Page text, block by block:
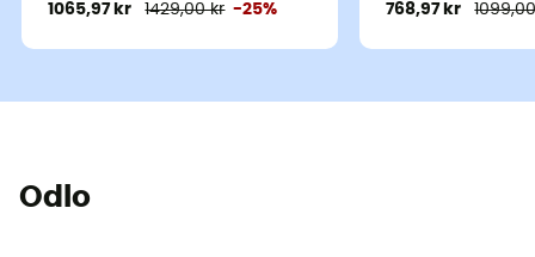
1065,97 kr 1429,00 kr -25% 768,97 kr
Odlo